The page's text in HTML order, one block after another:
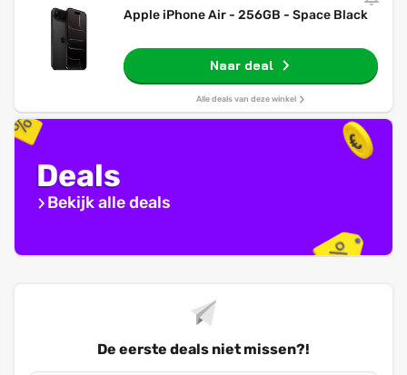
Apple iPhone Air - 256GB - Space Black
Naar deal
Alle deals van deze winkel
Deals
Bekijk alle deals
De eerste deals niet missen?!